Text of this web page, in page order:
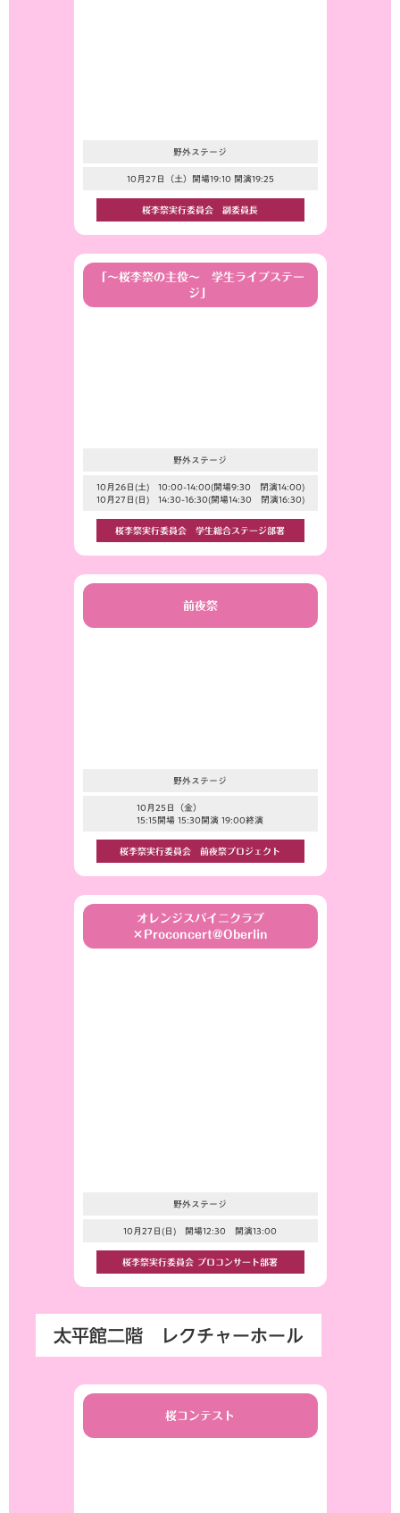
野外ステージ
10月27日（土）開場19:10 開演19:25
桜李祭実行委員会 副委員長
「～桜李祭の主役～ 学生ライブステー
ジ」
野外ステージ
10月26日(土) 10:00-14:00(開場9:30 閉演14:00)
10月27日(日) 14:30-16:30(開場14:30 閉演16:30)
桜李祭実行委員会 学生総合ステージ部署
前夜祭
野外ステージ
10月25日（金）
15:15開場 15:30開演 19:00終演
桜李祭実行委員会 前夜祭プロジェクト
オレンジスパイニクラブ
×Proconcert@Oberlin
野外ステージ
10月27日(日) 開場12:30 開演13:00
桜李祭実行委員会 プロコンサート部署
太平館二階 レクチャーホール
桜コンテスト